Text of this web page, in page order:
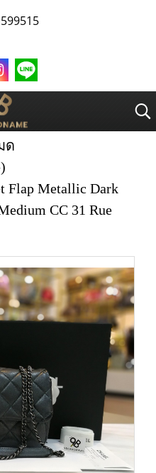
ด
Flap Metallic Dark
CC 31 Rue